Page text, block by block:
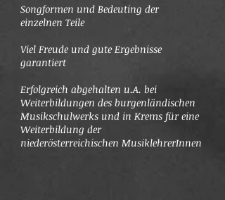
Songformen und Bedeuting der
einzelnen Teile
Viel Freude und gute Ergebnisse
garantiert
Erfolgreich abgehalten u.A. bei
Weiterbildungen des burgenländischen
Musikschulwerks und in Krems für eine
Weiterbildung der
niederösterreichischen MusiklehrerInnen